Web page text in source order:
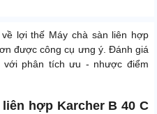
lợi thế Máy chà sàn liên hợp
được công cụ ưng ý. Đánh giá
phân tích ưu - nhược điểm
hợp Karcher B 40 C